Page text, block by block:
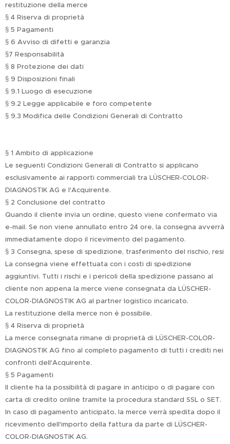
restituzione della merce
§ 4 Riserva di proprietà
§ 5 Pagamenti
§ 6 Avviso di difetti e garanzia
§7 Responsabilità
§ 8 Protezione dei dati
§ 9 Disposizioni finali
§ 9.1 Luogo di esecuzione
§ 9.2 Legge applicabile e foro competente
§ 9.3 Modifica delle Condizioni Generali di Contratto
§ 1 Ambito di applicazione
Le seguenti Condizioni Generali di Contratto si applicano
esclusivamente ai rapporti commerciali tra LÜSCHER-COLOR-
DIAGNOSTIK AG e l'Acquirente.
§ 2 Conclusione del contratto
Quando il cliente invia un ordine, questo viene confermato via
e-mail. Se non viene annullato entro 24 ore, la consegna avverrà
immediatamente dopo il ricevimento del pagamento.
§ 3 Consegna, spese di spedizione, trasferimento del rischio, resi
La consegna viene effettuata con i costi di spedizione
aggiuntivi. Tutti i rischi e i pericoli della spedizione passano al
cliente non appena la merce viene consegnata da LÜSCHER-
COLOR-DIAGNOSTIK AG al partner logistico incaricato.
La restituzione della merce non è possibile.
§ 4 Riserva di proprietà
La merce consegnata rimane di proprietà di LÜSCHER-COLOR-
DIAGNOSTIK AG fino al completo pagamento di tutti i crediti nei
confronti dell'Acquirente.
§ 5 Pagamenti
Il cliente ha la possibilità di pagare in anticipo o di pagare con
carta di credito online tramite la procedura standard SSL o SET.
In caso di pagamento anticipato, la merce verrà spedita dopo il
ricevimento dell'importo della fattura da parte di LÜSCHER-
COLOR-DIAGNOSTIK AG.